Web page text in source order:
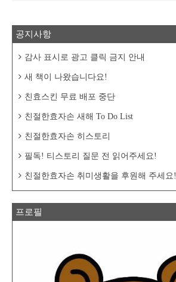
공지사항
감사 표시로 광고 클릭 금지 안내
새 책이 나왔습니다요!
친효스킨 무료 배포 중단
친절한효자손 새해 To Do List
친절한효자손 히스토리
필독! 티스토리 질문 전 읽어주세요!
친절한효자손 취미생활을 후원해 주세요!
프로필